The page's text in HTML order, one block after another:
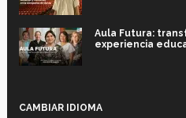
Aula Futura:
experiencia
CAMBIAR IDIOMA